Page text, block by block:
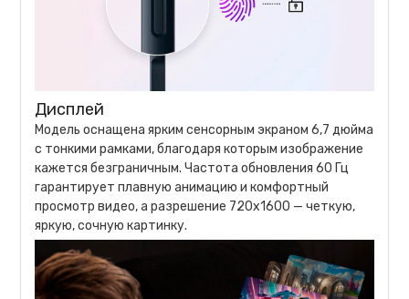
Дисплей
Модель оснащена ярким сенсорным экраном 6,7 дюйма
с тонкими рамками, благодаря которым изображение
кажется безграничным. Частота обновления 60 Гц
гарантирует плавную анимацию и комфортный
просмотр видео, а разрешение 720x1600 — четкую,
яркую, сочную картинку.